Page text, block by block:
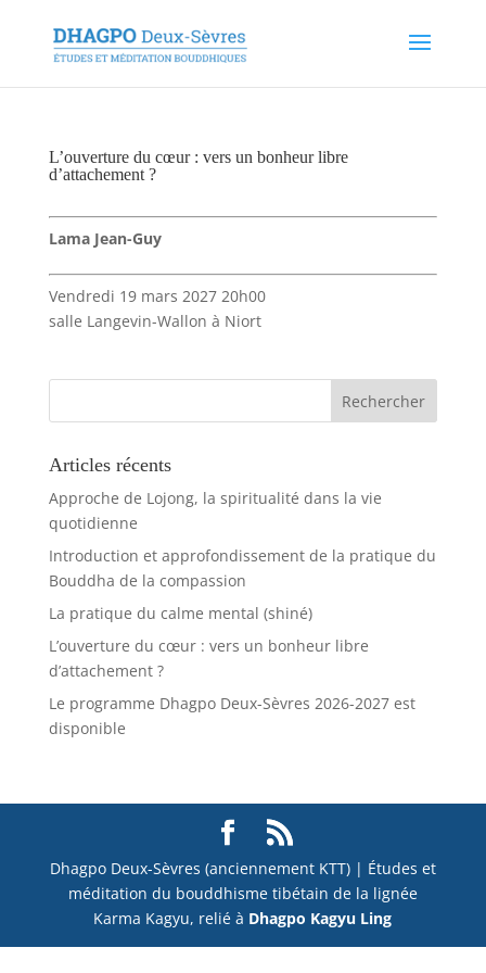
L’ouverture du cœur : vers un bonheur libre
d’attachement ?
Lama Jean-Guy
Vendredi 19 mars 2027 20h00
salle Langevin-Wallon à Niort
Articles récents
Approche de Lojong, la spiritualité dans la vie
quotidienne
Introduction et approfondissement de la pratique du
Bouddha de la compassion
La pratique du calme mental (shiné)
L’ouverture du cœur : vers un bonheur libre
d’attachement ?
Le programme Dhagpo Deux-Sèvres 2026-2027 est
disponible
Dhagpo Deux-Sèvres (anciennement KTT) | Études et
méditation du bouddhisme tibétain de la lignée
Karma Kagyu, relié à Dhagpo Kagyu Ling